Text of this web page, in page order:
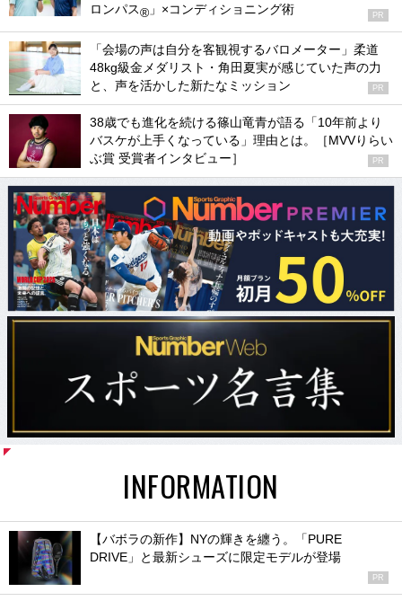
ロンパス® 」×コンディショニング術 PR
「会場の声は自分を客観視するバロメーター」柔道
48kg級金メダリスト・角田夏実が感じていた声の力
と、声を活かした新たなミッション
PR
38歳でも進化を続ける篠山竜青が語る「10年前より
バスケが上手くなっている」理由とは。［MVVりらい
ぶ賞 受賞者インタビュー］
PR
INFORMATION
【バボラの新作】NYの輝きを纏う。「PURE
DRIVE」と最新シューズに限定モデルが登場
PR